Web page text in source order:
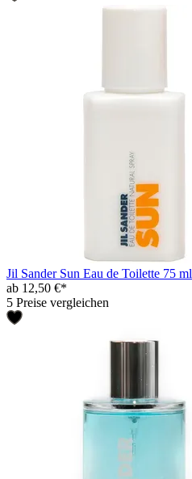
Jil Sander Sun Eau de Toilette 75 ml
ab 12,50 €*
5 Preise vergleichen